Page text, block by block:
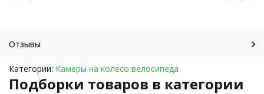
Отзывы
Категории: Камеры на колесо велосипеда
Подборки товаров в категории